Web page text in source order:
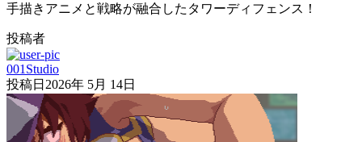
手描きアニメと戦略が融合したタワーディフェンス！
投稿者
001Studio
投稿日 2026年 5月 14日